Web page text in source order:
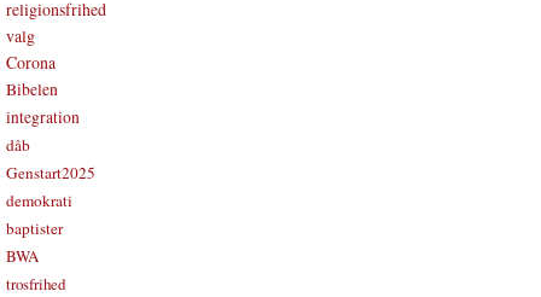
religionsfrihed
valg
Corona
Bibelen
integration
dåb
Genstart2025
demokrati
baptister
BWA
trosfrihed